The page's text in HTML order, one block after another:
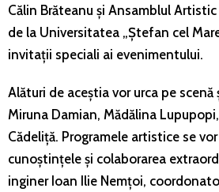
Călin Brăteanu și Ansamblul
de la Universitatea „Ștefan cel
invitații speciali ai evenimentului.
Alături de aceștia vor urca pe scenă
Miruna Damian, Mădălina
Cădeliță. Programele artistice se
cunoștințele și colaborarea
inginer Ioan Ilie Nemțoi,